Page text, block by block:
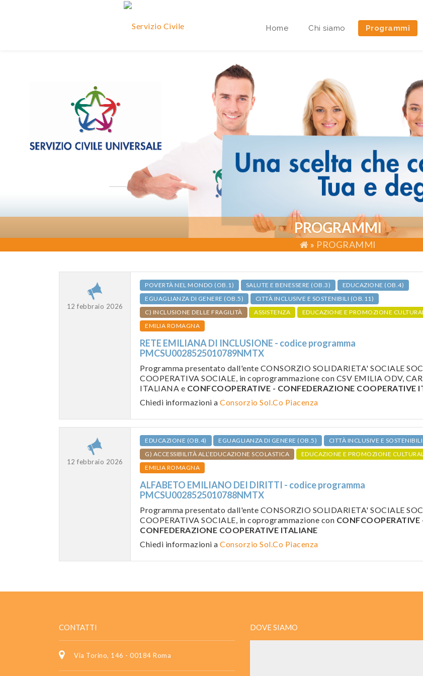
Home Chi siamo
Area riservata Sedi Territoriali
Programmi
PROGRAMMI
» PROGRAMMI
12 febbraio 2026
POVERTÀ NEL MONDO (OB.1) SALUTE E BENESSERE (OB.3)
EDUCAZIONE (OB.4)
EGUAGLIANZA DI GENERE (OB.5)
CITTÀ INCLUSIVE E SOSTENIBILI (OB.11)
C) INCLUSIONE DELLE FRAGILITÀ
ASSISTENZA
EDUCAZIONE E PROMOZIONE
EMILIA ROMAGNA
RETE EMILIANA DI INCLUSIONE - codice programma
PMCSU0028525010789NMTX
Programma presentato dall'ente CONSORZIO SOLIDARIETA' SOCIALE
COOPERATIVA SOCIALE, in coprogrammazione con CSV EMILIA ODV,
ITALIANA e CONFCOOPERATIVE - CONFEDERAZIONE COOPERATIVE
Chiedi informazioni a Consorzio Sol.Co Piacenza
12 febbraio 2026
EDUCAZIONE (OB.4) EGUAGLIANZA DI GENERE (OB.5)
CITTÀ INCLUSIVE E
G) ACCESSIBILITÀ ALL’EDUCAZIONE SCOLASTICA
EDUCAZIONE E PROMOZIONE
EMILIA ROMAGNA
ALFABETO EMILIANO DEI DIRITTI - codice programma
PMCSU0028525010788NMTX
Programma presentato dall'ente CONSORZIO SOLIDARIETA' SOCIALE
COOPERATIVA SOCIALE, in coprogrammazione con CONFCOOPERATIVE
CONFEDERAZIONE COOPERATIVE ITALIANE
Chiedi informazioni a Consorzio Sol.Co Piacenza
CONTATTI
Via Torino, 146 - 00184 Roma
DOVE SIAMO